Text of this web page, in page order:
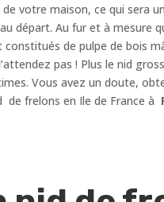
votre maison, ce qui sera
départ. Au fur et à mesure
de pulpe de bois
pas ! Plus le nid
Vous avez un doute,
frelons en Ile de France à